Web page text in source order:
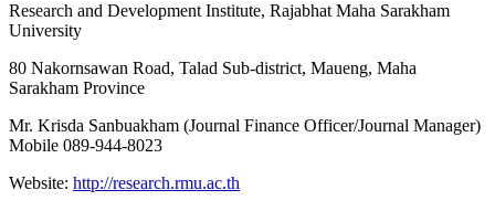
Research and Development Institute, Rajabhat Maha Sarakham
University
80 Nakornsawan Road, Talad Sub-district, Maueng, Maha
Sarakham Province
Mr. Krisda Sanbuakham (Journal Finance Officer/Journal Manager)
Mobile 089-944-8023
Website: http://research.rmu.ac.th